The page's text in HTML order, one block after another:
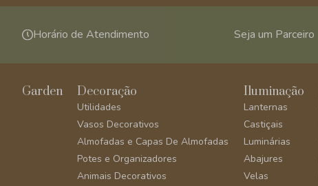
Horário de Atendimento Seja um Parceiro
Garden Decoração
Utilidades
Vasos Decorativos
Almofadas e Capas De Almofadas
Potes e Organizadores
Animais Decorativos
Iluminação
Lanternas
Castiçais
Luminárias
Abajures
Velas